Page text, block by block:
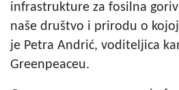
infrastrukture za fosilna
naše društvo i prirodu o
je Petra Andrić, voditeljica
Greenpeaceu.